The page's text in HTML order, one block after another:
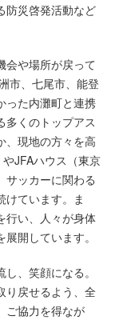
防災啓発活動など
会や場所が戻って
市、七尾市、能登
った内灘町と連携
多くのトップアス
、現地の方々を高
JFAハウス（東京
サッカーに関わる
けています。ま
行い、人々が身体
開しています。
、笑顔になる。
り戻せるよう、全
ご協力を得なが